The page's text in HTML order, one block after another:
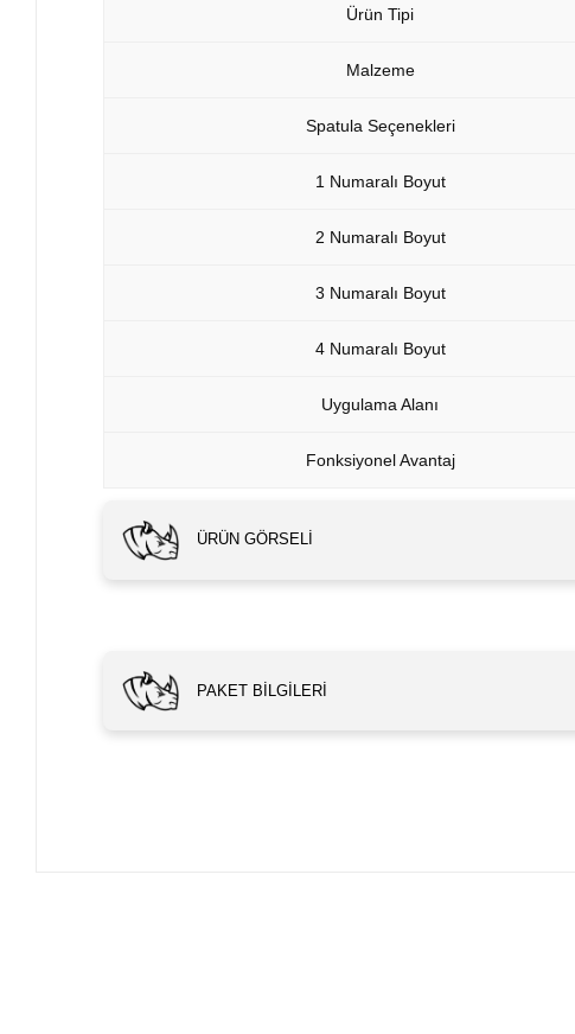
Ürün Tipi
Malzeme
Spatula Seçenekleri
1 Numaralı Boyut
2 Numaralı Boyut
3 Numaralı Boyut
4 Numaralı Boyut
Uygulama Alanı
Fonksiyonel Avantaj
ÜRÜN GÖRSELI
PAKET BILGILERI